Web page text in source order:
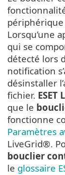
Lorsqu’une
qui se
détecté lors
notification
désinstaller
fichier.
que le
fonctionne
Paramètres
LiveGrid®.
bouclier
le glossaire